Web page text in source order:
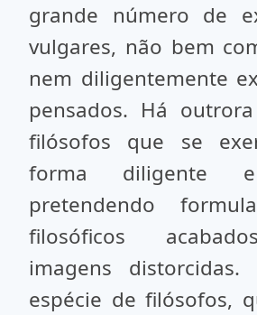
grande número de
vulgares, não bem
nem diligentemente
pensados. Há
filósofos que se
forma diligente
pretendendo
filosóficos
imagens distorcidas.
espécie de filósofos,